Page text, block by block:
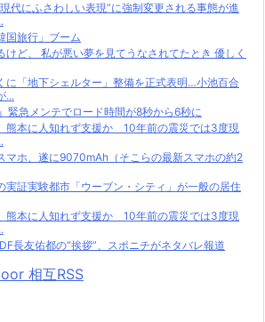
代にふさわしい表現”に強制変更される事態が進
国旅行」ブーム
けど、 私が悪い夢を見てうなされてたとき 優しく
に「地下シェルター」整備を正式表明…小池百合
...
緊急メンテでロード時間が8秒から6秒に
熊本に人知れず支援か 10年前の震災では3度現
マホ、遂に9070mAh（そこらの最新スマホの約2
実証実験都市「ウーブン・シティ」が一般の居住
熊本に人知れず支援か 10年前の震災では3度現
長友佑都の“挨拶”、スポニチがネタバレ報道
相互RSS